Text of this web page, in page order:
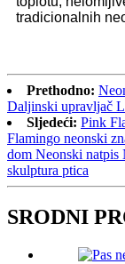
tradicionalnih
Prethodno:
Daljinski upravljač
Sljedeći: Pink
Flamingo neonski
dom Neonski natpis
skulptura ptica
SRODNI